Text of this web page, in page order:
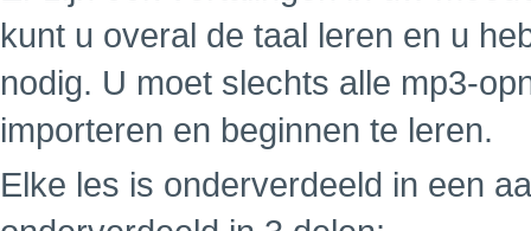
kunt u overal de taal leren en u
nodig. U moet slechts alle mp3-
importeren en beginnen te leren.
Elke les is onderverdeeld in een